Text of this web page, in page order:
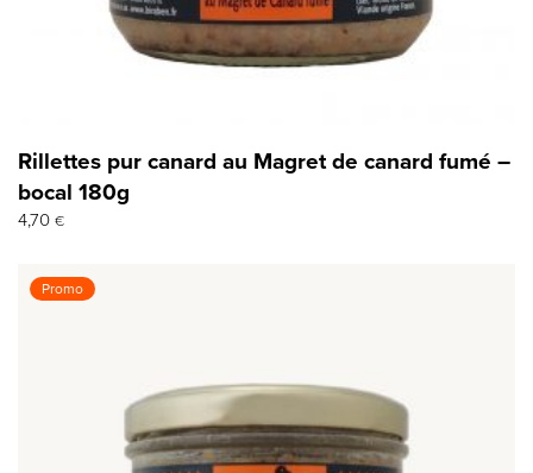
Rillettes pur canard au Magret de canard fumé –
bocal 180g
4,70 €
Promo